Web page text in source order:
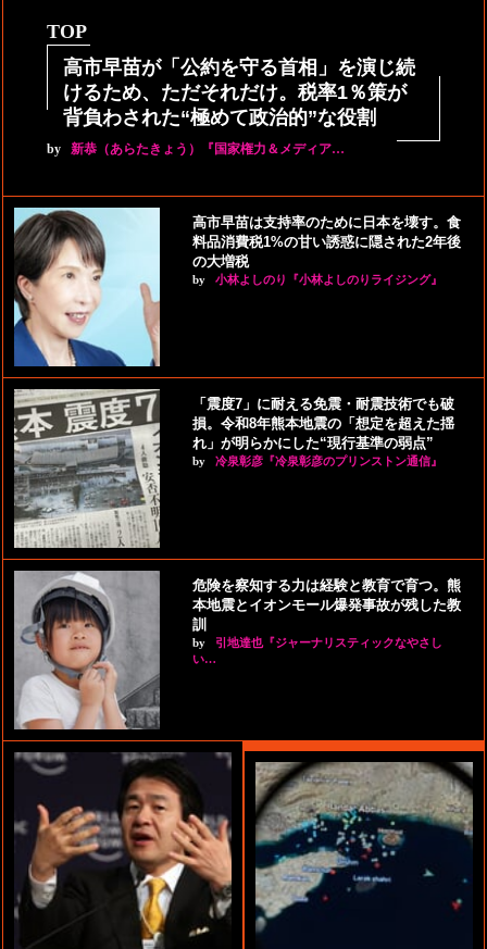
TOP
高市早苗が「公約を守る首相」を演じ続
けるため、ただそれだけ。税率1％策が
背負わされた“極めて政治的”な役割
by 新恭（あらたきょう）『国家権力＆メディア…
高市早苗は支持率のために日本を壊す。食
料品消費税1%の甘い誘惑に隠された2年後
の大増税
by 小林よしのり『小林よしのりライジング』
「震度7」に耐える免震・耐震技術でも破
損。令和8年熊本地震の「想定を超えた揺
れ」が明らかにした“現行基準の弱点”
by 冷泉彰彦『冷泉彰彦のプリンストン通信』
危険を察知する力は経験と教育で育つ。熊
本地震とイオンモール爆発事故が残した教
訓
by
引地達也『ジャーナリスティックなやさし
い…